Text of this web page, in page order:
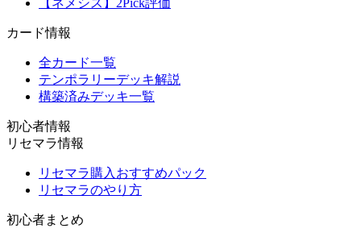
【ネメシス】2Pick評価
カード情報
全カード一覧
テンポラリーデッキ解説
構築済みデッキ一覧
初心者情報
リセマラ情報
リセマラ購入おすすめパック
リセマラのやり方
初心者まとめ